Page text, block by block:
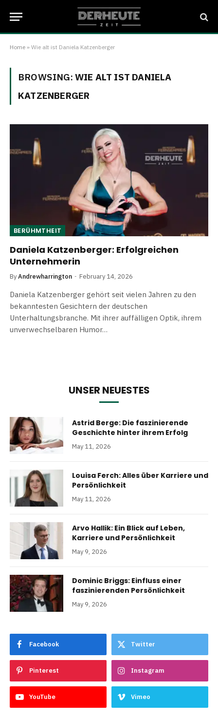
Home » Wie alt ist Daniela Katzenberger
BROWSING: WIE ALT IST DANIELA
KATZENBERGER
BERÜHMTHEIT
Daniela Katzenberger: Erfolgreichen
Unternehmerin
ByAndrewharrington February 14, 2026
Daniela Katzenberger gehört seit vielen Jahren zu den
bekanntesten Gesichtern der deutschen
Unterhaltungsbranche. Mit ihrer auffälligen Optik, ihrem
unverwechselbaren Humor…
UNSER NEUESTES
Astrid Berge: Die faszinierende
Geschichte hinter ihrem Erfolg
May 11, 2026
Louisa Ferch: Alles über Karriere und
Persönlichkeit
May 11, 2026
Arvo Hallik: Ein Blick auf Leben,
Karriere und Persönlichkeit
May 9, 2026
Dominic Briggs: Einfluss einer
faszinierenden Persönlichkeit
May 9, 2026
Facebook Twitter
Pinterest Instagram
YouTube Vimeo